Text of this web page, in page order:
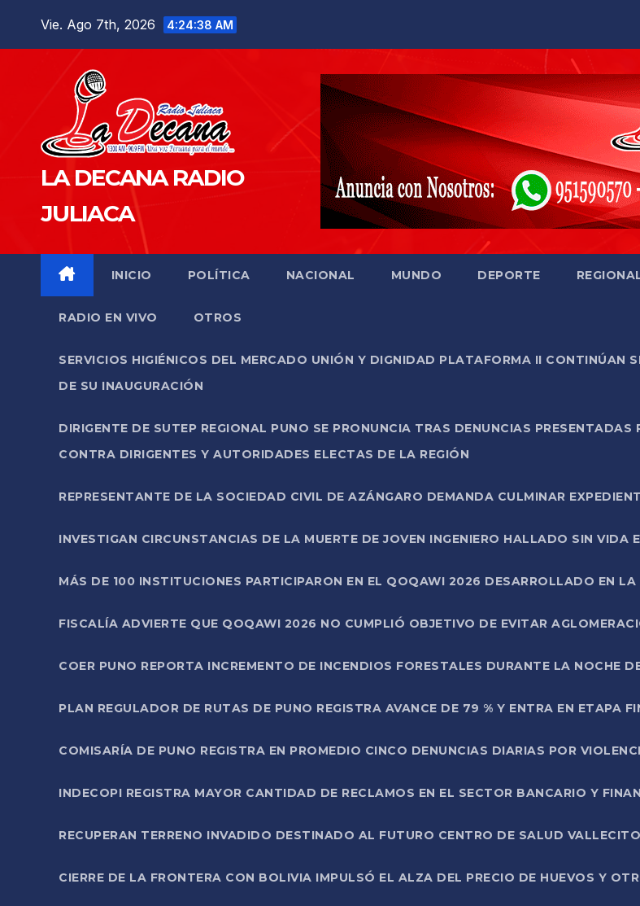
Vie. Ago 7th, 2026 4:24:39 AM
LA DECANA RADIO
JULIACA
INICIO POLÍTICA NACIONAL MUNDO DEPORTE
RADIO EN VIVO OTROS
SERVICIOS HIGIÉNICOS DEL MERCADO UNIÓN Y DIGNIDAD PLATAFORMA II CONTINÚAN
DE SU INAUGURACIÓN
DIRIGENTE DE SUTEP REGIONAL PUNO SE PRONUNCIA TRAS DENUNCIAS
CONTRA DIRIGENTES Y AUTORIDADES ELECTAS DE LA REGIÓN
REPRESENTANTE DE LA SOCIEDAD CIVIL DE AZÁNGARO DEMANDA CULMINAR
INVESTIGAN CIRCUNSTANCIAS DE LA MUERTE DE JOVEN INGENIERO HALLADO SIN VIDA
MÁS DE 100 INSTITUCIONES PARTICIPARON EN EL QOQAWI 2026 DESARROLLADO EN
FISCALÍA ADVIERTE QUE QOQAWI 2026 NO CUMPLIÓ OBJETIVO DE EVITAR
COER PUNO REPORTA INCREMENTO DE INCENDIOS FORESTALES DURANTE LA NOCHE
PLAN REGULADOR DE RUTAS DE PUNO REGISTRA AVANCE DE 79 % Y ENTRA EN ETAPA
COMISARÍA DE PUNO REGISTRA EN PROMEDIO CINCO DENUNCIAS DIARIAS POR
INDECOPI REGISTRA MAYOR CANTIDAD DE RECLAMOS EN EL SECTOR BANCARIO Y
RECUPERAN TERRENO INVADIDO DESTINADO AL FUTURO CENTRO DE SALUD VALLECITO
CIERRE DE LA FRONTERA CON BOLIVIA IMPULSÓ EL ALZA DEL PRECIO DE HUEVOS Y